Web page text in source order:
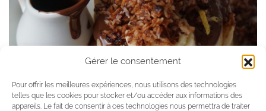
Gérer le consentement
Pour offrir les meilleures expériences, nous utilisons des technologies
telles que les cookies pour stocker et/ou accéder aux informations des
appareils. Le fait de consentir à ces technologies nous permettra de traiter
CRÉATION DE RECETTES VÉGÉTALIENNES – PLANQUÉ,
ORLÉANS.